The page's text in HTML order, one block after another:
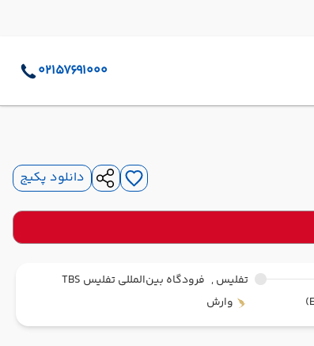
02157691000
دانلود پکیج
تفلیس , فرودگاه بین‌المللی تفلیس TBS
وارش